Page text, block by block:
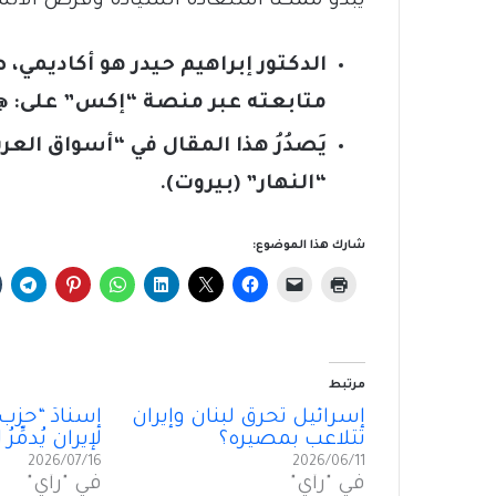
الدكتور إبراهيم حيدر هو
متابعته عبر منصة “إكس” على:
يَصدُرُ هذا المقال في “أسواق
“النهار” (بيروت).
شارك هذا الموضوع:
مرتبط
إسرائيل تحرق لبنان وإيران
تتلاعب بمصيره؟
2026/06/11
في "رأي"
إسنادُ “حزب
لإيران يُدمِّرُ
2026/07/16
في "رأي"